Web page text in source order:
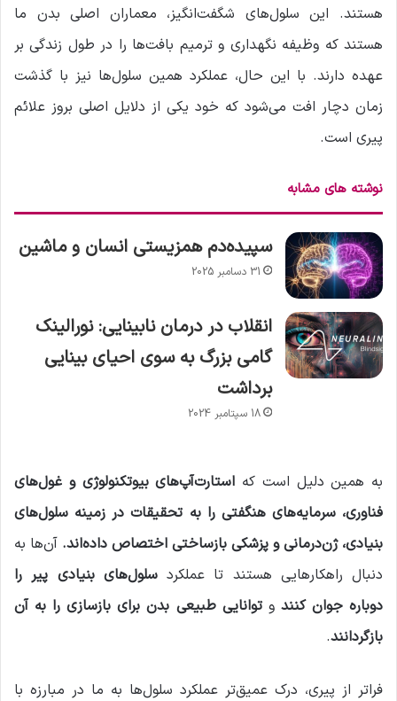
هستند. این سلول‌های شگفت‌انگیز، معماران اصلی بدن ما
هستند که وظیفه نگهداری و ترمیم بافت‌ها را در طول زندگی بر
عهده دارند. با این حال، عملکرد همین سلول‌ها نیز با گذشت
زمان دچار افت می‌شود که خود یکی از دلایل اصلی بروز علائم
پیری است.
نوشته های مشابه
سپیده‌دم همزیستی انسان و ماشین
31 دسامبر 2025
انقلاب در درمان نابینایی: نورالینک
گامی بزرگ به سوی احیای بینایی
برداشت
18 سپتامبر 2024
به همین دلیل است که استارت‌آپ‌های بیوتکنولوژی و غول‌های
فناوری، سرمایه‌های هنگفتی را به تحقیقات در زمینه سلول‌های
بنیادی، ژن‌درمانی و پزشکی بازساختی اختصاص داده‌اند. آن‌ها به
دنبال راهکارهایی هستند تا عملکرد سلول‌های بنیادی پیر را
دوباره جوان کنند وتوانایی طبیعی بدن برای بازسازی را به آن
بازگردانند.
فراتر از پیری، درک عمیق‌تر عملکرد سلول‌ها به ما در مبارزه با